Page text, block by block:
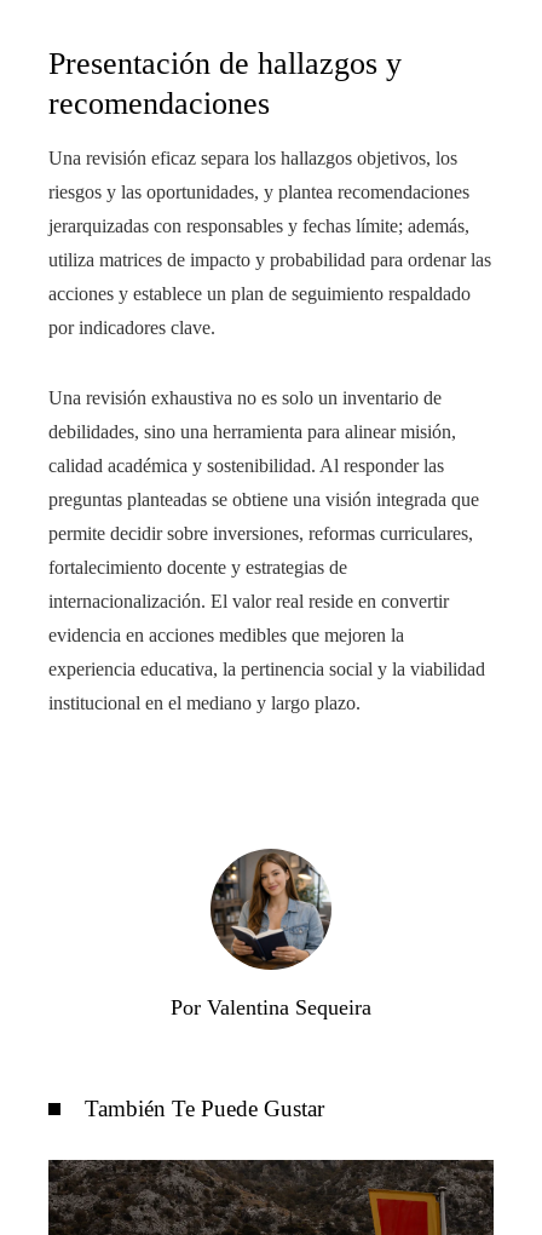
Presentación de hallazgos y
recomendaciones
Una revisión eficaz separa los hallazgos objetivos, los
riesgos y las oportunidades, y plantea recomendaciones
jerarquizadas con responsables y fechas límite; además,
utiliza matrices de impacto y probabilidad para ordenar las
acciones y establece un plan de seguimiento respaldado
por indicadores clave.
Una revisión exhaustiva no es solo un inventario de
debilidades, sino una herramienta para alinear misión,
calidad académica y sostenibilidad. Al responder las
preguntas planteadas se obtiene una visión integrada que
permite decidir sobre inversiones, reformas curriculares,
fortalecimiento docente y estrategias de
internacionalización. El valor real reside en convertir
evidencia en acciones medibles que mejoren la
experiencia educativa, la pertinencia social y la viabilidad
institucional en el mediano y largo plazo.
Por Valentina Sequeira
También Te Puede Gustar